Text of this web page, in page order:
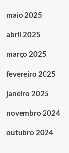
maio 2025
abril 2025
março 2025
fevereiro 2025
janeiro 2025
novembro 2024
outubro 2024